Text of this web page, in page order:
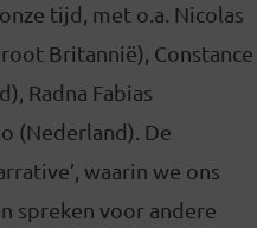
tijd, met o.a. Nicolas
Britannië), Constance
Radna Fabias
(Nederland). De
waarin we ons
spreken voor andere